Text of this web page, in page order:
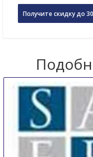
Получите скидку до